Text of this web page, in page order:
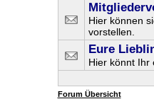
Hier können
vorstellen.
Eure
Hier könnt Ihr
Forum Übersicht